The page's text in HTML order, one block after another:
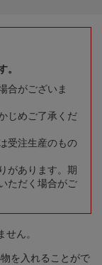
。
合がございま
じめご了承くだ
受注生産のもの
があります。期
ただく場合がご
ん。
を入れることがで